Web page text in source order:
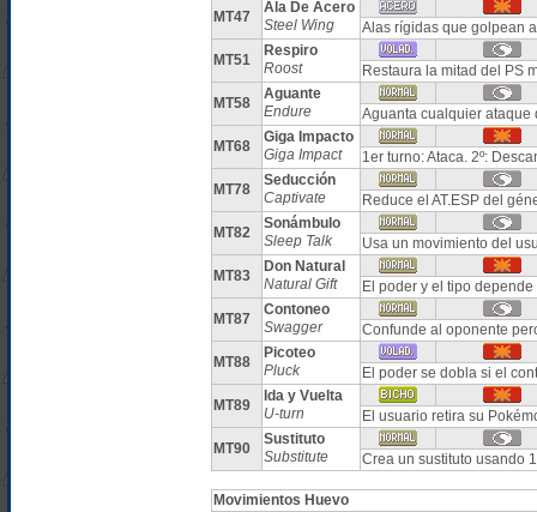
MT47
Ala De Acero
Steel Wing
Alas rígidas que golpean
MT51
Respiro
Roost
Restaura la mitad del PS
MT58
Aguante
Endure
Aguanta cualquier ataque
MT68
Giga Impacto
Giga Impact
1er turno: Ataca. 2º:
MT78
Seducción
Captivate
Reduce el AT.ESP del
MT82
Sonámbulo
Sleep Talk
Usa un movimiento del
MT83
Don Natural
Natural Gift
El poder y el tipo
MT87
Contoneo
Swagger
Confunde al oponente
MT88
Picoteo
Pluck
El poder se dobla si el
MT89
Ida y Vuelta
U-turn
El usuario retira su
MT90
Sustituto
Substitute
Crea un sustituto usando
Movimientos Huevo